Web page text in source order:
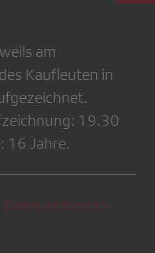
am
Kaufleuten in
19.30
16 Jahre.
ist bereits